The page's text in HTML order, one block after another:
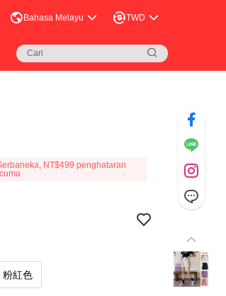
Bahasa Melayu TWD
NT$499 penghataran
粉紅色